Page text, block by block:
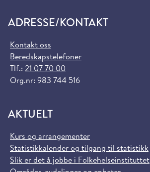
ADRESSE/KONTAKT
Kontakt oss
Beredskapstelefoner
Tlf.: 21 07 70 00
Org.nr: 983 744 516
AKTUELT
Kurs og arrangementer
Statistikkalender og tilgang til statistikk
Slik er det å jobbe i Folkehelseinstituttet